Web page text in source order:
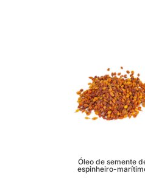
Óleo de semente
espinheiro-